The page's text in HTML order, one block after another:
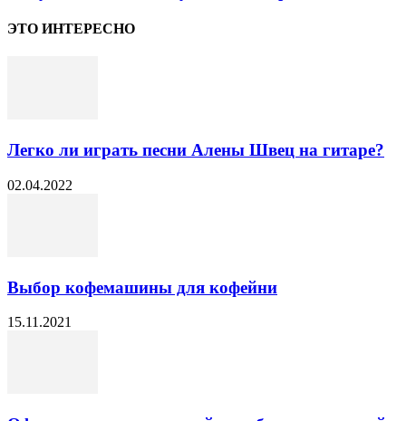
ЭТО ИНТЕРЕСНО
Легко ли играть песни Алены Швец на гитаре?
02.04.2022
Выбор кофемашины для кофейни
15.11.2021